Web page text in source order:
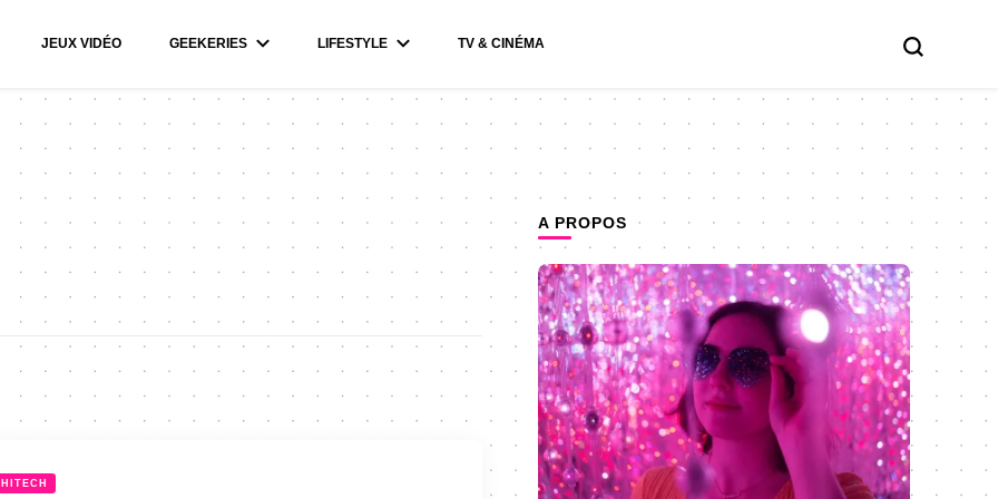
JEUX VIDÉO GEEKERIES LIFESTYLE TV & CINÉMA
HITECH
A PROPOS